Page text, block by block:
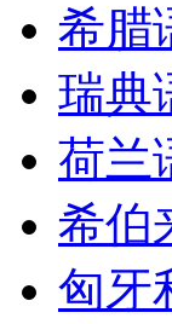
希腊
瑞典
荷兰
希伯
匈牙